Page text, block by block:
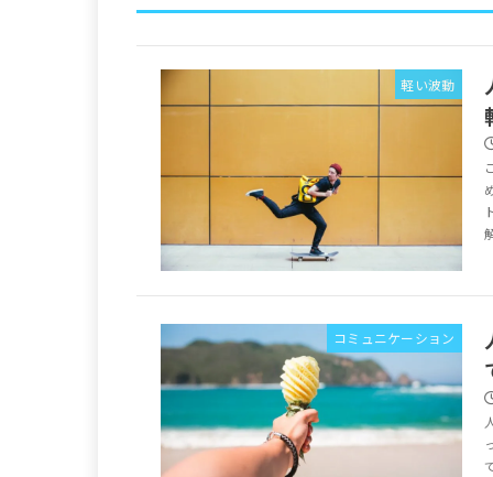
軽い波動
コミュニケーション